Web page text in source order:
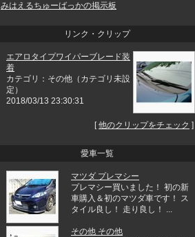
みはえるちゅーばっかの掲示板
リンク・クリップ
エアロタイプワイパーブレード装
着
カテゴリ：その他（カテゴリ未設
定）
2018/03/13 23:30:31
[他のクリップをチェック ]
愛車一覧
マツダ プレマシー
プレマシー買いました！ 初の新
車購入＆初のマツダ車です！ ス
タイル良し！ 走り良し！ ...
その他 その他